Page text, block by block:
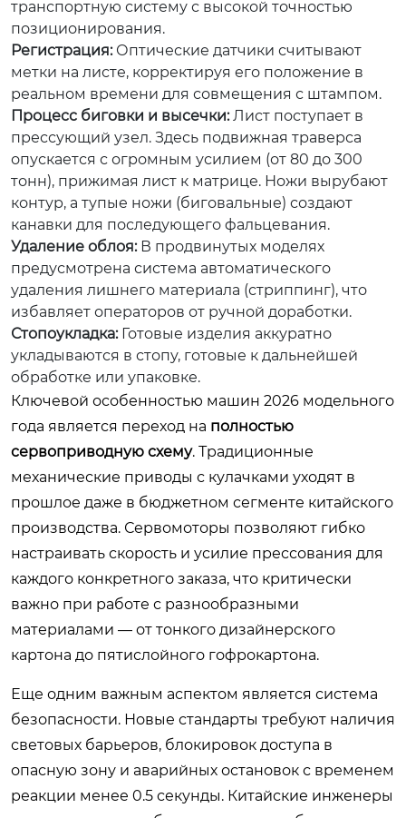
транспортную систему с высокой точностью
позиционирования.
Регистрация:Оптические датчики считывают
метки на листе, корректируя его положение в
реальном времени для совмещения с штампом.
Процесс биговки и высечки:Лист поступает в
прессующий узел. Здесь подвижная траверса
опускается с огромным усилием (от 80 до 300
тонн), прижимая лист к матрице. Ножи вырубают
контур, а тупые ножи (биговальные) создают
канавки для последующего фальцевания.
Удаление облоя:В продвинутых моделях
предусмотрена система автоматического
удаления лишнего материала (стриппинг), что
избавляет операторов от ручной доработки.
Стопоукладка:Готовые изделия аккуратно
укладываются в стопу, готовые к дальнейшей
обработке или упаковке.
Ключевой особенностью машин 2026 модельного
года является переход на полностью
сервоприводную схему. Традиционные
механические приводы с кулачками уходят в
прошлое даже в бюджетном сегменте китайского
производства. Сервомоторы позволяют гибко
настраивать скорость и усилие прессования для
каждого конкретного заказа, что критически
важно при работе с разнообразными
материалами — от тонкого дизайнерского
картона до пятислойного гофрокартона.
Еще одним важным аспектом является система
безопасности. Новые стандарты требуют наличия
световых барьеров, блокировок доступа в
опасную зону и аварийных остановок с временем
реакции менее 0.5 секунды. Китайские инженеры